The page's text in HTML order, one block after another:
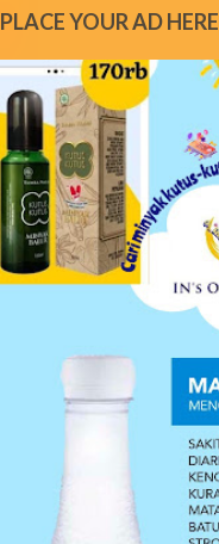
n
t
s
PLACE YOUR AD HERE